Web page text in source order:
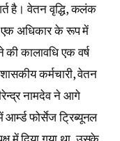
है। वेतन वृद्धि, कलंक
एक अधिकार के रूप में
की कालावधि एक वर्ष
कर्मचारी, वेतन
नामदेव ने आगे
फोर्सेज ट्रिब्यूनल